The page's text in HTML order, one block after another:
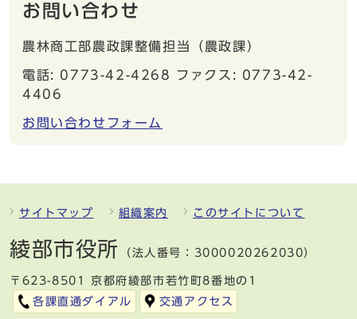
お問い合わせ
農林商工部農政課整備担当（農政課）
電話: 0773-42-4268 ファクス: 0773-42-
4406
お問い合わせフォーム
サイトマップ 組織案内 このサイトについて
綾部市役所 （法人番号：3000020262030）
〒623-8501 京都府綾部市若竹町8番地の1
各課直通ダイアル
交通アクセス